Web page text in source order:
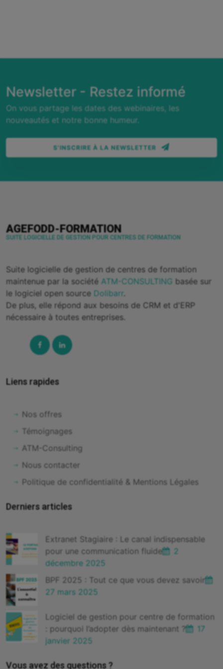
Newsletter - Restez informé
On vous partage les dates des webinaires, les
nouveautés et notre bonne humeur.
S'INSCRIRE À LA NEWSLETTER
AGEFODD-FORMATION
SUITE LOGICIELLE DE GESTION POUR CENTRES DE FORMATION
Suite logicielle de gestion de centres de formation
maintenue par la société ATM-CONSULTING basée sur
le logiciel open source Dolibarr
De plus, elle répond aux besoins de CRM et d'ERP
nécessaire à toutes entreprises.
FacebookLinked-
In
Liens rapides
Nos offres
Témoignages
ATM-Consulting
Nous contacter
Politique de confidentialité & Mentions Légales
Derniers articles
Extranet Stagiaire : Le canal indispensable
pour une communication fluide
2
décembre 2025
BPF 2025 : Tout ce que vous devez savoir
27 mars 2025
Logiciel de gestion pour centre de formation
: pourquoi l’adopter dès maintenant ?
17
janvier 2025
Vous avez des questions ?